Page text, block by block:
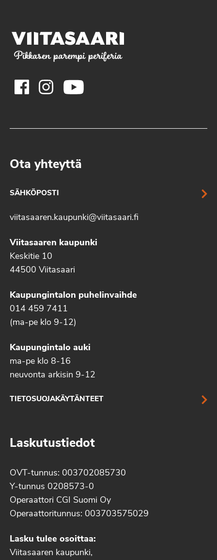
Pikkasen parempi periferia
Ota yhteyttä
SÄHKÖPOSTI
viitasaaren.kaupunki@viitasaari.fi
Viitasaaren kaupunki
Keskitie 10
44500 Viitasaari
Kaupungintalon puhelinvaihde
014 459 7411
(ma-pe klo 9-12)
Kaupungintalo auki
ma-pe klo 8-16
neuvonta arkisin 9-12
TIETOSUOJAKÄYTÄNTEET
Laskutustiedot
OVT-tunnus: 003702085730
Y-tunnus 0208573-0
Operaattori CGI Suomi Oy
Operaattoritunnus: 003703575029
Lasku tulee osoittaa:
Viitasaaren kaupunki,